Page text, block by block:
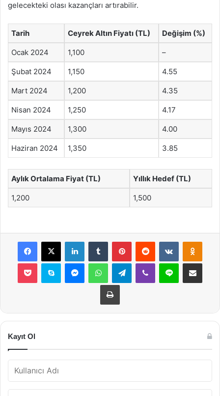
gelecekteki olası kazançları artırabilir.
Tarih Ceyrek Altın Fiyatı (TL) Değişim (%)
Ocak 2024 1,100 –
Şubat 2024 1,150 4.55
Mart 2024 1,200 4.35
Nisan 2024 1,250 4.17
Mayıs 2024 1,300 4.00
Haziran 2024 1,350 3.85
Aylık Ortalama Fiyat (TL) Yıllık Hedef (TL)
1,200 1,500
Facebook
X LinkedInTumblr PinterestReddit VKontakte
Pocket Skype MessengerWhatsAppTelegramViber Line E-Posta ile
Yazdır
Kayıt Ol